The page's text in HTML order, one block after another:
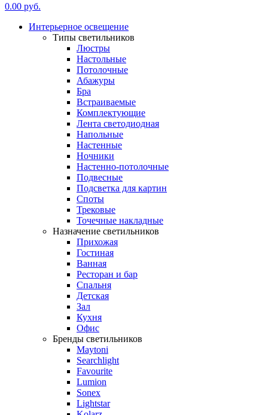
0.00 руб.
Интерьерное освещение
Типы светильников
Люстры
Настольные
Потолочные
Абажуры
Бра
Встраиваемые
Комплектующие
Лента светодиодная
Напольные
Настенные
Ночники
Настенно-потолочные
Подвесные
Подсветка для картин
Споты
Трековые
Точечные накладные
Назначение светильников
Прихожая
Гостиная
Ванная
Ресторан и бар
Спальня
Детская
Зал
Кухня
Офис
Бренды светильников
Maytoni
Searchlight
Favourite
Lumion
Sonex
Lightstar